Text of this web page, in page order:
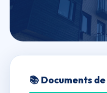
1 RUE
📚 Documents